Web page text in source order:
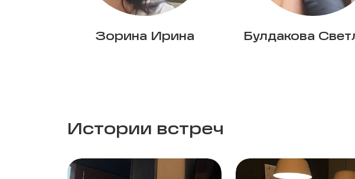
Зорина Ирина Булдакова
Истории встреч